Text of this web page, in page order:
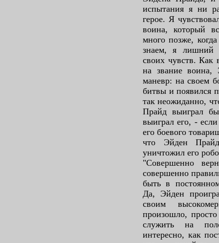
испытания я ни
герое. Я
воина, который
много позже,
знаем, я лишний
своих чувств. Как
на звание воина,
маневр: на своем
битвы и появился
так неожиданно,
Прайд выиграл
выиграл его, -
его боевого
что Эйден
уничтожил его
"Совершенно
совершенно
быть в
Да, Эйден
своим
произошло,
служить на
интересно, как